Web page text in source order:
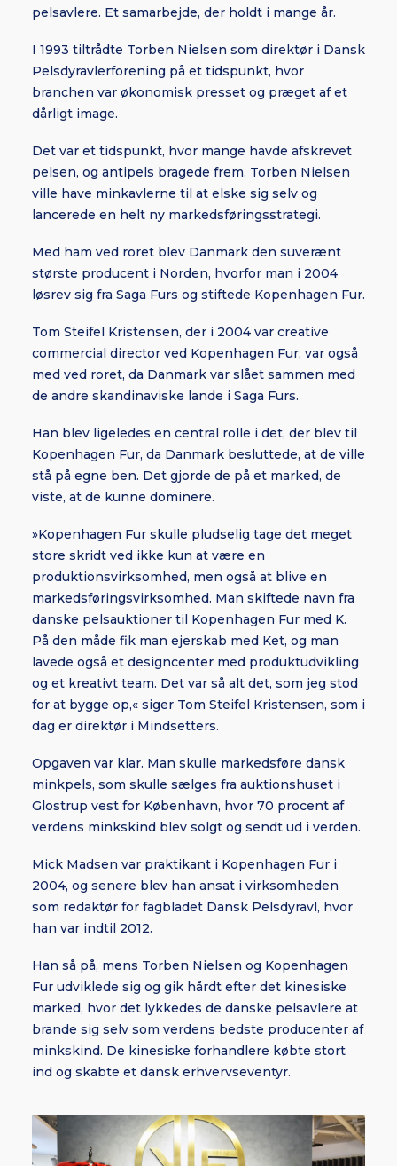
pelsavlere. Et samarbejde, der holdt i mange år.
I 1993 tiltrådte Torben Nielsen som direktør i Dansk
Pelsdyravlerforening på et tidspunkt, hvor
branchen var økonomisk presset og præget af et
dårligt image.
Det var et tidspunkt, hvor mange havde afskrevet
pelsen, og antipels bragede frem. Torben Nielsen
ville have minkavlerne til at elske sig selv og
lancerede en helt ny markedsføringsstrategi.
Med ham ved roret blev Danmark den suverænt
største producent i Norden, hvorfor man i 2004
løsrev sig fra Saga Furs og stiftede Kopenhagen Fur.
Tom Steifel Kristensen, der i 2004 var creative
commercial director ved Kopenhagen Fur, var også
med ved roret, da Danmark var slået sammen med
de andre skandinaviske lande i Saga Furs.
Han blev ligeledes en central rolle i det, der blev til
Kopenhagen Fur, da Danmark besluttede, at de ville
stå på egne ben. Det gjorde de på et marked, de
viste, at de kunne dominere.
»Kopenhagen Fur skulle pludselig tage det meget
store skridt ved ikke kun at være en
produktionsvirksomhed, men også at blive en
markedsføringsvirksomhed. Man skiftede navn fra
danske pelsauktioner til Kopenhagen Fur med K.
På den måde fik man ejerskab med Ket, og man
lavede også et designcenter med produktudvikling
og et kreativt team. Det var så alt det, som jeg stod
for at bygge op,« siger Tom Steifel Kristensen, som i
dag er direktør i Mindsetters.
Opgaven var klar. Man skulle markedsføre dansk
minkpels, som skulle sælges fra auktionshuset i
Glostrup vest for København, hvor 70 procent af
verdens minkskind blev solgt og sendt ud i verden.
Mick Madsen var praktikant i Kopenhagen Fur i
2004, og senere blev han ansat i virksomheden
som redaktør for fagbladet Dansk Pelsdyravl, hvor
han var indtil 2012.
Han så på, mens Torben Nielsen og Kopenhagen
Fur udviklede sig og gik hårdt efter det kinesiske
marked, hvor det lykkedes de danske pelsavlere at
brande sig selv som verdens bedste producenter af
minkskind. De kinesiske forhandlere købte stort
ind og skabte et dansk erhvervseventyr.